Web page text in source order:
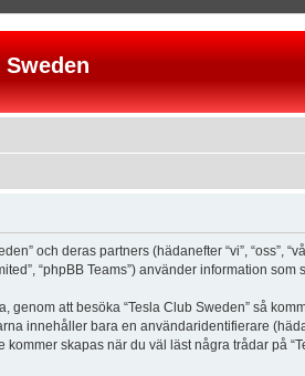
och deras partners (hädanefter “vi”, “oss”,
“phpBB Teams”) använder information
genom att besöka “Tesla Club Sweden” så
innehåller bara en användaridentifierare
skapas när du väl läst några trådar på